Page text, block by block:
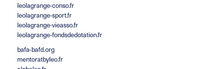
leolagrange-conso.fr
leolagrange-sport.fr
leolagrange-vieasso.fr
leolagrange-fondsdedotation.fr
bafa-bafd.org
mentoratbyleo.fr